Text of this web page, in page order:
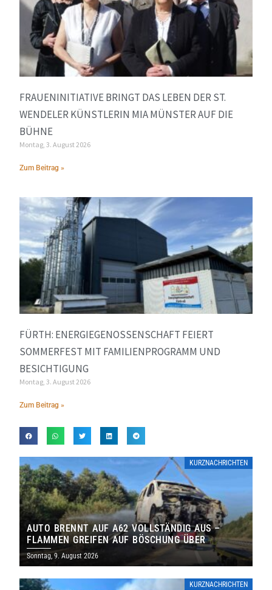
FRAUENINITIATIVE BRINGT DAS LEBEN DER ST.
WENDELER KÜNSTLERIN MIA MÜNSTER AUF DIE
BÜHNE
Montag, 3. August 2026
Zum Beitrag »
FÜRTH: ENERGIEGENOSSENSCHAFT FEIERT
SOMMERFEST MIT FAMILIENPROGRAMM UND
BESICHTIGUNG
Montag, 3. August 2026
Zum Beitrag »
KURZNACHRICHTEN
AUTO BRENNT AUF A62 VOLLSTÄNDIG AUS –
FLAMMEN GREIFEN AUF BÖSCHUNG ÜBER
Sonntag, 9. August 2026
KURZNACHRICHTEN